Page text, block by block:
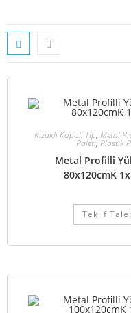
Kızaklı Kapalı Tip, Metal
Paleti, Plastik
Metal Profilli
80x120cmK
Teklif